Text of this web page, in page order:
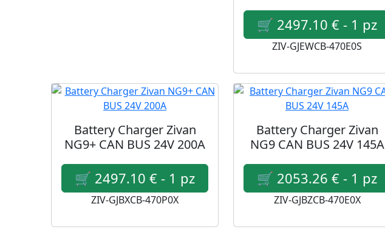
ZIV-GJEWCB-470E0S
Battery Charger Zivan
NG9+ CAN BUS 24V 200A
ZIV-GJBXCB-470P0X
Battery Charger Zivan
NG9 CAN BUS 24V 145A
ZIV-GJBZCB-470E0X